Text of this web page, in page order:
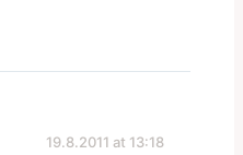
19.8.2011 at 13:18